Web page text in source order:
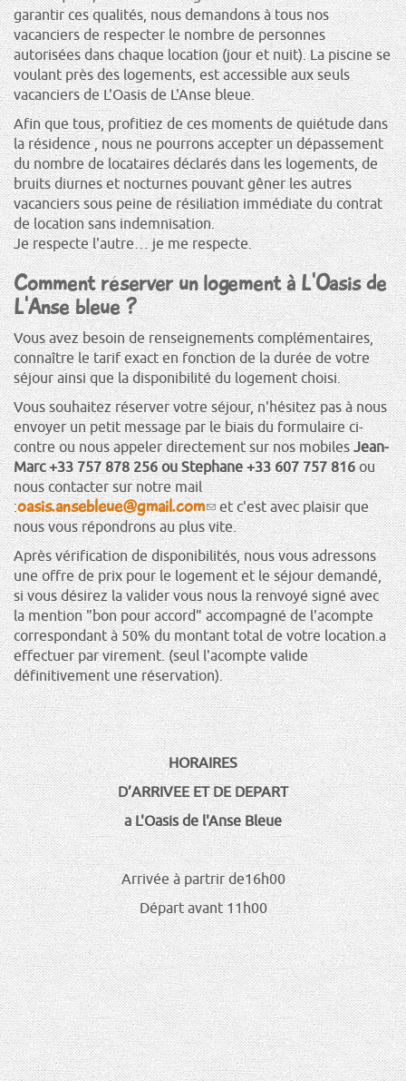
garantir ces qualités, nous demandons à tous nos
vacanciers de respecter le nombre de personnes
autorisées dans chaque location (jour et nuit). La piscine se
voulant près des logements, est accessible aux seuls
vacanciers de L'Oasis de L'Anse bleue.
Afin que tous, profitiez de ces moments de quiétude dans
la résidence , nous ne pourrons accepter un dépassement
du nombre de locataires déclarés dans les logements, de
bruits diurnes et nocturnes pouvant gêner les autres
vacanciers sous peine de résiliation immédiate du contrat
de location sans indemnisation.
Je respecte l'autre… je me respecte.
Comment réserver un logement à L'Oasis de
L'Anse bleue ?
Vous avez besoin de renseignements complémentaires,
connaître le tarif exact en fonction de la durée de votre
séjour ainsi que la disponibilité du logement choisi.
Vous souhaitez réserver votre séjour, n'hésitez pas à nous
envoyer un petit message par le biais du formulaire ci-
contre ou nous appeler directement sur nos mobilesJean-
Marc +33 757 878 256 ou Stephane +33 607 757 816ou
nous contacter sur notre mail
:oasis.ansebleue@gmail.com(le
lien
envoie
un
courriel)
et c'est avec plaisir que
nous vous répondrons au plus vite.
Après vérification de disponibilités, nous vous adressons
une offre de prix pour le logement et le séjour demandé,
si vous désirez la valider vous nous la renvoyé signé avec
la mention "bon pour accord" accompagné de l'acompte
correspondant à 50% du montant total de votre location.a
effectuer par virement. (seul l'acompte valide
définitivement une réservation).
HORAIRES
D’ARRIVEE ET DE DEPART
a L'Oasis de l'Anse Bleue
Arrivée à partrir de16h00
Départ avant 11h00